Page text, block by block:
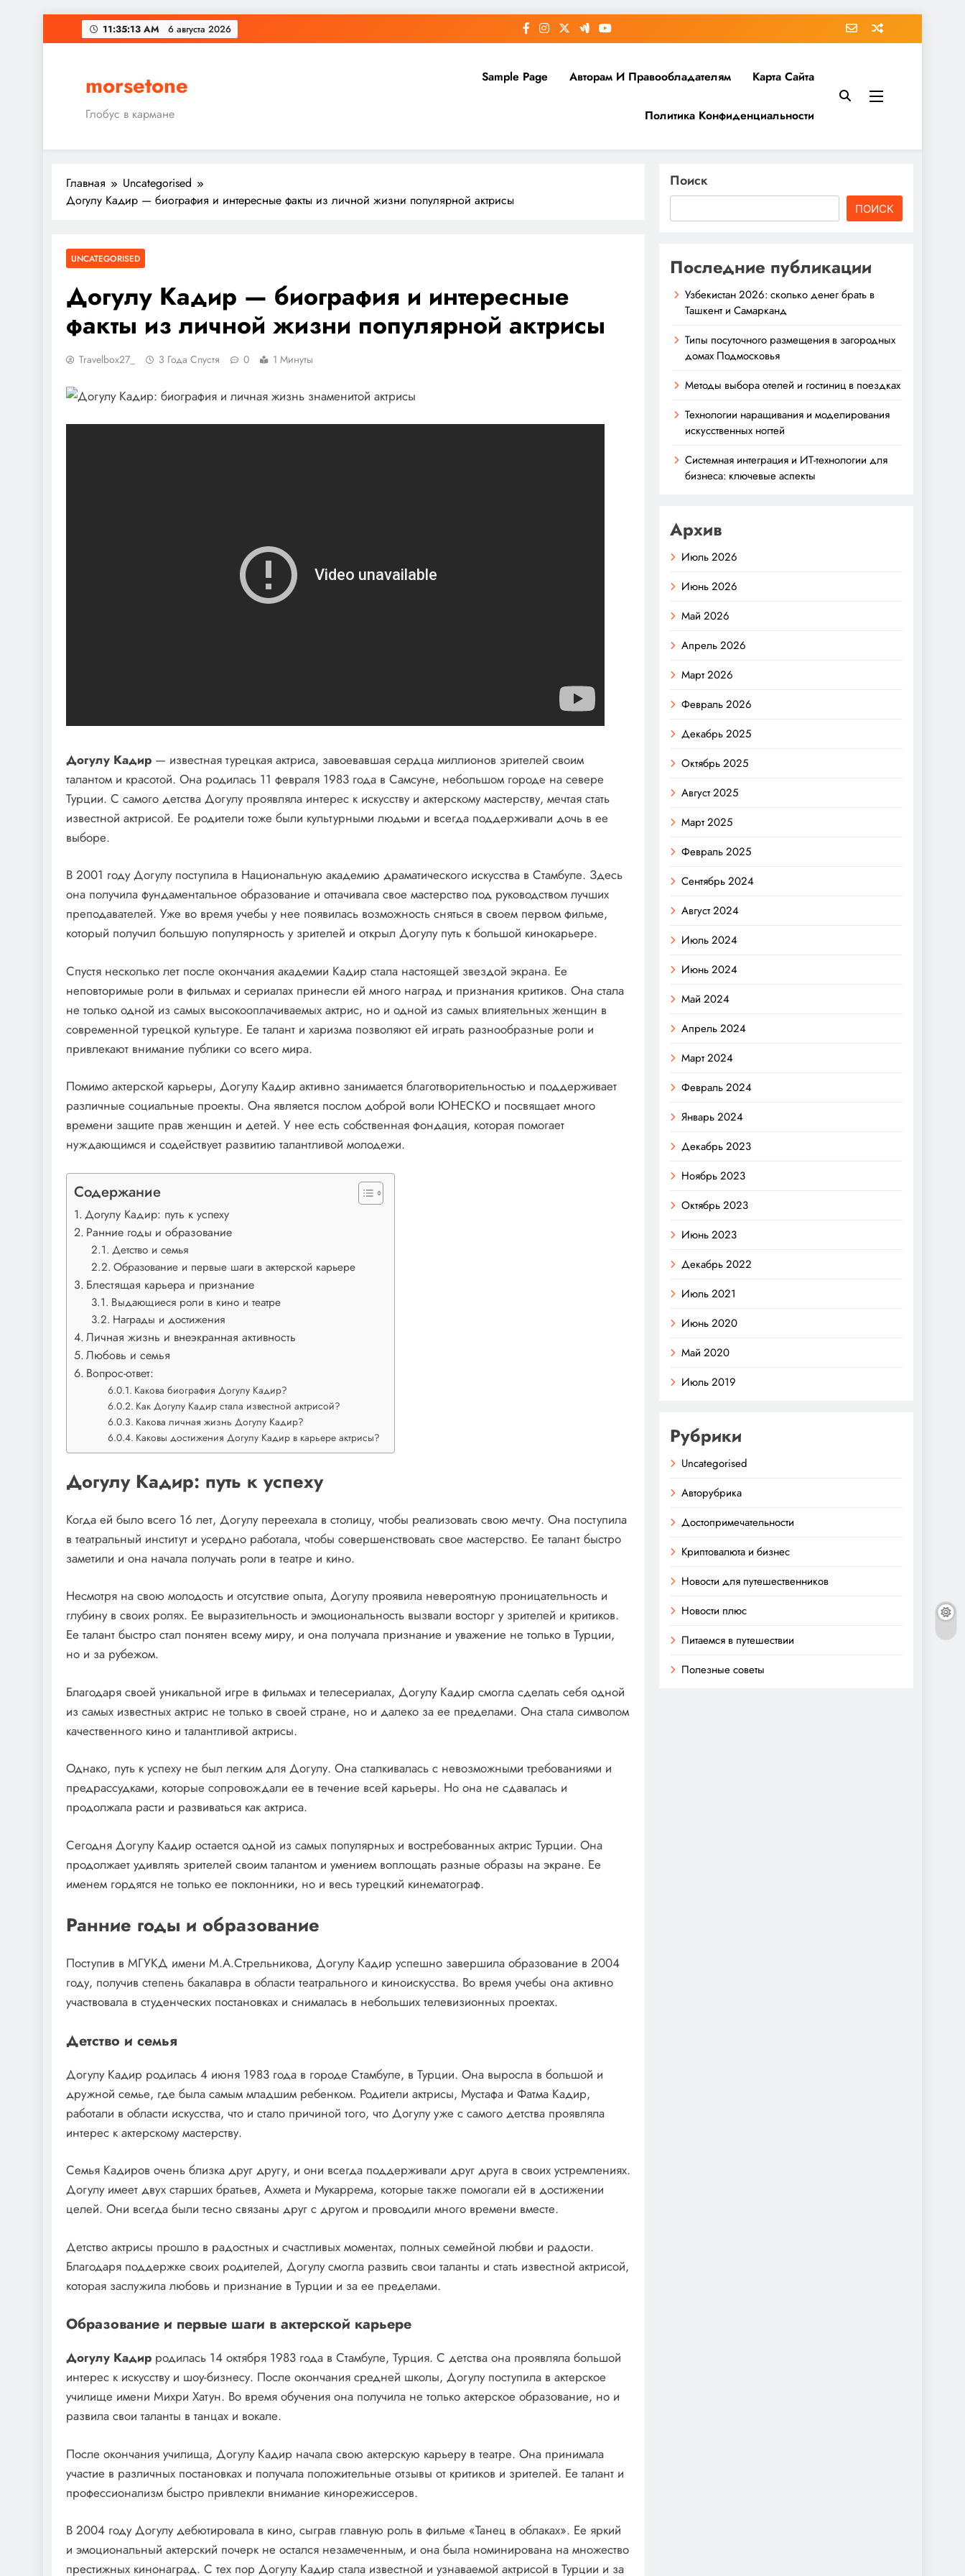
Перейти
к
11:35:14 AM 6 августа 2026
morsetone
Глобус в кармане
Sample Page Авторам И Правообладателям Карта Сайта
Политика Конфиденциальности
Главная
Uncategorised
Догулу Кадир — биография и интересные факты из личной жизни популярной актрисы
UNCATEGORISED
Догулу Кадир — биография и интересные
факты из личной жизни популярной актрисы
Travelbox27_ 3 Года Спустя 0 1 Минуты
Догулу Кадир — известная турецкая актриса, завоевавшая сердца миллионов зрителей своим
талантом и красотой. Она родилась 11 февраля 1983 года в Самсуне, небольшом городе на севере
Турции. С самого детства Догулу проявляла интерес к искусству и актерскому мастерству, мечтая стать
известной актрисой. Ее родители тоже были культурными людьми и всегда поддерживали дочь в ее
выборе.
В 2001 году Догулу поступила в Национальную академию драматического искусства в Стамбуле. Здесь
она получила фундаментальное образование и оттачивала свое мастерство под руководством лучших
преподавателей. Уже во время учебы у нее появилась возможность сняться в своем первом фильме,
который получил большую популярность у зрителей и открыл Догулу путь к большой кинокарьере.
Спустя несколько лет после окончания академии Кадир стала настоящей звездой экрана. Ее
неповторимые роли в фильмах и сериалах принесли ей много наград и признания критиков. Она стала
не только одной из самых высокооплачиваемых актрис, но и одной из самых влиятельных женщин в
современной турецкой культуре. Ее талант и харизма позволяют ей играть разнообразные роли и
привлекают внимание публики со всего мира.
Помимо актерской карьеры, Догулу Кадир активно занимается благотворительностью и поддерживает
различные социальные проекты. Она является послом доброй воли ЮНЕСКО и посвящает много
времени защите прав женщин и детей. У нее есть собственная фондация, которая помогает
нуждающимся и содействует развитию талантливой молодежи.
Содержание
Догулу Кадир: путь к успеху
Ранние годы и образование
Детство и семья
Образование и первые шаги в актерской карьере
Блестящая карьера и признание
Выдающиеся роли в кино и театре
Награды и достижения
Личная жизнь и внеэкранная активность
Любовь и семья
Вопрос-ответ:
Какова биография Догулу Кадир?
Как Догулу Кадир стала известной актрисой?
Какова личная жизнь Догулу Кадир?
Каковы достижения Догулу Кадир в карьере актрисы?
Догулу Кадир: путь к успеху
Когда ей было всего 16 лет, Догулу переехала в столицу, чтобы реализовать свою мечту. Она поступила
в театральный институт и усердно работала, чтобы совершенствовать свое мастерство. Ее талант быстро
заметили и она начала получать роли в театре и кино.
Несмотря на свою молодость и отсутствие опыта, Догулу проявила невероятную проницательность и
глубину в своих ролях. Ее выразительность и эмоциональность вызвали восторг у зрителей и критиков.
Ее талант быстро стал понятен всему миру, и она получала признание и уважение не только в Турции,
но и за рубежом.
Благодаря своей уникальной игре в фильмах и телесериалах, Догулу Кадир смогла сделать себя одной
из самых известных актрис не только в своей стране, но и далеко за ее пределами. Она стала символом
качественного кино и талантливой актрисы.
Однако, путь к успеху не был легким для Догулу. Она сталкивалась с невозможными требованиями и
предрассудками, которые сопровождали ее в течение всей карьеры. Но она не сдавалась и
продолжала расти и развиваться как актриса.
Сегодня Догулу Кадир остается одной из самых популярных и востребованных актрис Турции. Она
продолжает удивлять зрителей своим талантом и умением воплощать разные образы на экране. Ее
именем гордятся не только ее поклонники, но и весь турецкий кинематограф.
Ранние годы и образование
Поступив в МГУКД имени М.А.Стрельникова, Догулу Кадир успешно завершила образование в 2004
году, получив степень бакалавра в области театрального и киноискусства. Во время учебы она активно
участвовала в студенческих постановках и снималась в небольших телевизионных проектах.
Детство и семья
Догулу Кадир родилась 4 июня 1983 года в городе Стамбуле, в Турции. Она выросла в большой и
дружной семье, где была самым младшим ребенком. Родители актрисы, Мустафа и Фатма Кадир,
работали в области искусства, что и стало причиной того, что Догулу уже с самого детства проявляла
интерес к актерскому мастерству.
Семья Кадиров очень близка друг другу, и они всегда поддерживали друг друга в своих устремлениях.
Догулу имеет двух старших братьев, Ахмета и Мукаррема, которые также помогали ей в достижении
целей. Они всегда были тесно связаны друг с другом и проводили много времени вместе.
Детство актрисы прошло в радостных и счастливых моментах, полных семейной любви и радости.
Благодаря поддержке своих родителей, Догулу смогла развить свои таланты и стать известной актрисой,
которая заслужила любовь и признание в Турции и за ее пределами.
Образование и первые шаги в актерской карьере
Догулу Кадир родилась 14 октября 1983 года в Стамбуле, Турция. С детства она проявляла большой
интерес к искусству и шоу-бизнесу. После окончания средней школы, Догулу поступила в актерское
училище имени Михри Хатун. Во время обучения она получила не только актерское образование, но и
развила свои таланты в танцах и вокале.
После окончания училища, Догулу Кадир начала свою актерскую карьеру в театре. Она принимала
участие в различных постановках и получала положительные отзывы от критиков и зрителей. Ее талант и
профессионализм быстро привлекли внимание кинорежиссеров.
В 2004 году Догулу дебютировала в кино, сыграв главную роль в фильме «Танец в облаках». Ее яркий
и эмоциональный актерский почерк не остался незамеченным, и она была номинирована на множество
престижных кинонаград. С тех пор Догулу Кадир стала известной и узнаваемой актрисой в Турции и за
Поиск
ПОИСК
Последние публикации
Узбекистан 2026: сколько денег брать в
Ташкент и Самарканд
Типы посуточного размещения в загородных
домах Подмосковья
Методы выбора отелей и гостиниц в поездках
Технологии наращивания и моделирования
искусственных ногтей
Системная интеграция и ИТ-технологии для
бизнеса: ключевые аспекты
Архив
Июль 2026
Июнь 2026
Май 2026
Апрель 2026
Март 2026
Февраль 2026
Декабрь 2025
Октябрь 2025
Август 2025
Март 2025
Февраль 2025
Сентябрь 2024
Август 2024
Июль 2024
Июнь 2024
Май 2024
Апрель 2024
Март 2024
Февраль 2024
Январь 2024
Декабрь 2023
Ноябрь 2023
Октябрь 2023
Июнь 2023
Декабрь 2022
Июль 2021
Июнь 2020
Май 2020
Июль 2019
Рубрики
Uncategorised
Авторубрика
Достопримечательности
Криптовалюта и бизнес
Новости для путешественников
Новости плюс
Питаемся в путешествии
Полезные советы